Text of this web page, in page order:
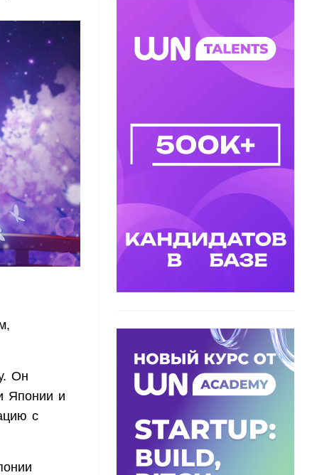
Он
Японии и
с